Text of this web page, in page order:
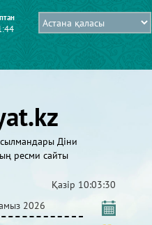
Діни
ресми сайты
Қазір 10:03:33
2026